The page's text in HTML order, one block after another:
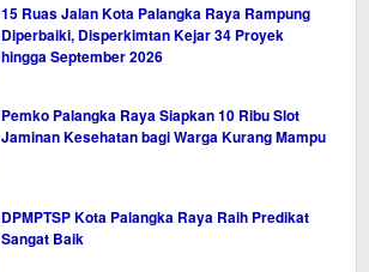
15 Ruas Jalan Kota Palangka Raya Rampung
Diperbaiki, Disperkimtan Kejar 34 Proyek
hingga September 2026
Pemko Palangka Raya Siapkan 10 Ribu Slot
Jaminan Kesehatan bagi Warga Kurang Mampu
DPMPTSP Kota Palangka Raya Raih Predikat
Sangat Baik